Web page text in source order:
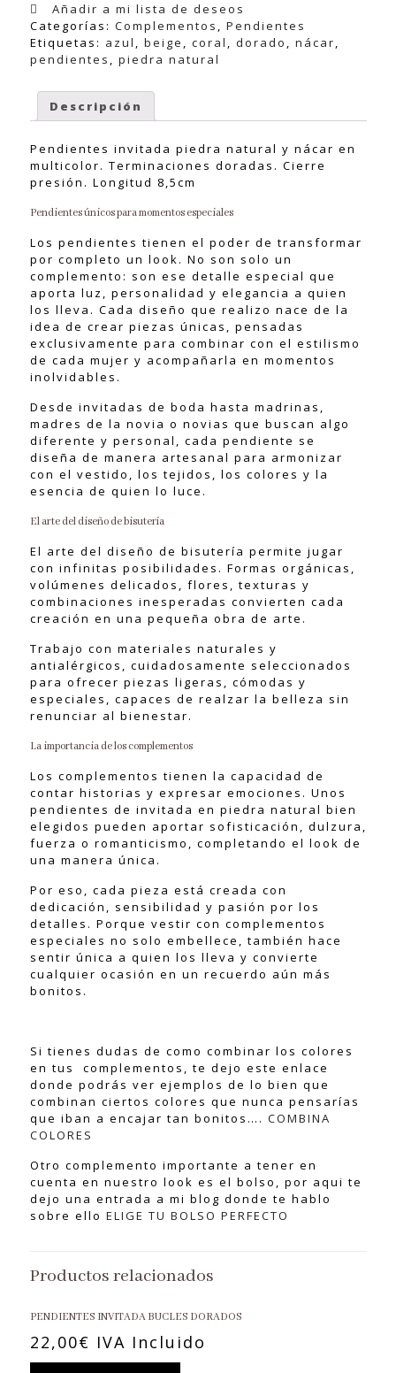
Añadir a mi lista de deseos
Categorías: Complementos , Pendientes
Etiquetas: azul , beige , coral , dorado , nácar,
pendientes , piedra natural
Descripción
Pendientes invitada piedra natural y nácar en
multicolor. Terminaciones doradas. Cierre
presión. Longitud 8,5cm
Pendientes únicos para momentos especiales
Los pendientes tienen el poder de transformar
por completo un look. No son solo un
complemento: son ese detalle especial que
aporta luz, personalidad y elegancia a quien
los lleva. Cada diseño que realizo nace de la
idea de crear piezas únicas, pensadas
exclusivamente para combinar con el estilismo
de cada mujer y acompañarla en momentos
inolvidables.
Desde invitadas de boda hasta madrinas,
madres de la novia o novias que buscan algo
diferente y personal, cada pendiente se
diseña de manera artesanal para armonizar
con el vestido, los tejidos, los colores y la
esencia de quien lo luce.
El arte del diseño de bisutería
El arte del diseño de bisutería permite jugar
con infinitas posibilidades. Formas orgánicas,
volúmenes delicados, flores, texturas y
combinaciones inesperadas convierten cada
creación en una pequeña obra de arte.
Trabajo con materiales naturales y
antialérgicos, cuidadosamente seleccionados
para ofrecer piezas ligeras, cómodas y
especiales, capaces de realzar la belleza sin
renunciar al bienestar.
La importancia de los complementos
Los complementos tienen la capacidad de
contar historias y expresar emociones. Unos
pendientes de invitada en piedra natural bien
elegidos pueden aportar sofisticación, dulzura,
fuerza o romanticismo, completando el look de
una manera única.
Por eso, cada pieza está creada con
dedicación, sensibilidad y pasión por los
detalles. Porque vestir con complementos
especiales no solo embellece, también hace
sentir única a quien los lleva y convierte
cualquier ocasión en un recuerdo aún más
bonitos.
Si tienes dudas de como combinar los colores
en tus complementos, te dejo este enlace
donde podrás ver ejemplos de lo bien que
combinan ciertos colores que nunca pensarías
que iban a encajar tan bonitos…. COMBINA
COLORES
Otro complemento importante a tener en
cuenta en nuestro look es el bolso, por aqui te
dejo una entrada a mi blog donde te hablo
sobre ello ELIGE TU BOLSO PERFECTO
Productos relacionados
PENDIENTES INVITADA BUCLES DORADOS
22,00€ IVA Incluido